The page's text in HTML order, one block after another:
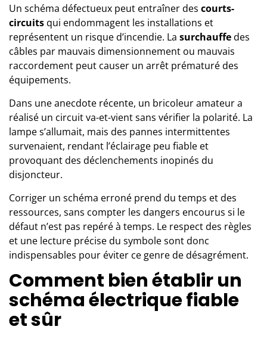
Un schéma défectueux peut entraîner des courts-
circuits qui endommagent les installations et
représentent un risque d’incendie. La surchauffedes
câbles par mauvais dimensionnement ou mauvais
raccordement peut causer un arrêt prématuré des
équipements.
Dans une anecdote récente, un bricoleur amateur a
réalisé un circuit va-et-vient sans vérifier la polarité. La
lampe s’allumait, mais des pannes intermittentes
survenaient, rendant l’éclairage peu fiable et
provoquant des déclenchements inopinés du
disjoncteur.
Corriger un schéma erroné prend du temps et des
ressources, sans compter les dangers encourus si le
défaut n’est pas repéré à temps. Le respect des règles
et une lecture précise du symbole sont donc
indispensables pour éviter ce genre de désagrément.
Comment bien établir un
schéma électrique fiable
et sûr